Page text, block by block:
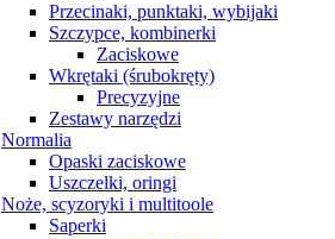
Przecinaki, punktaki, wybijaki
Szczypce, kombinerki
Zaciskowe
Wkrętaki (śrubokręty)
Precyzyjne
Zestawy narzędzi
Normalia
Opaski zaciskowe
Uszczelki, oringi
Noże, scyzoryki i multitoole
Saperki